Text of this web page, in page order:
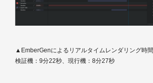
▲EmberGenによるリアルタイムレンダリング時間
検証機：9分22秒、現行機：8分27秒